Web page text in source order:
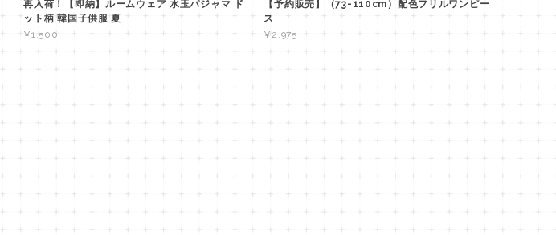
再入荷！【即納】ルームウェア 水玉パジャマ ド
ット柄 韓国子供服 夏
¥1,500
【予約販売】（73-110cm）配色フリルワンピー
ス
¥2,975